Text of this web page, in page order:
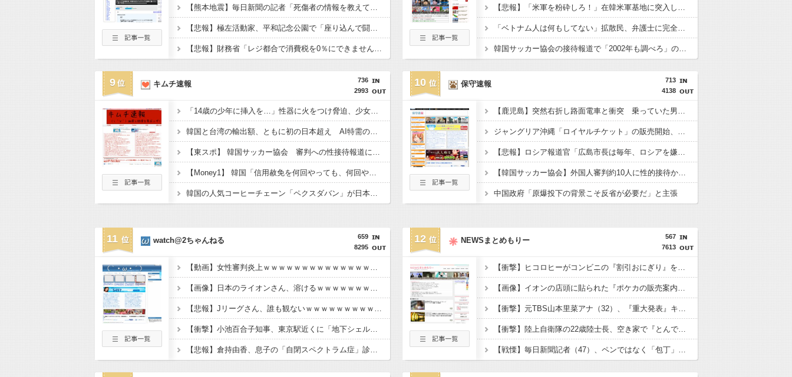
【熊本地震】毎日新聞の記者「死傷者の情報を教えて！」 → 企業「個人情報は控えます！」 → 記「年代は？特定につながらないでしょ？教えてよ？教えてよ？」
【悲報】極左活動家、平和記念公園で「座り込んで闘う！」と意気込むも… → 警察に完全排除されてしまう ………
【悲報】財務省「レジ都合で消費税を0％にできません！」 → X民「指定ゴミ袋を買ってレシート見たら消費税はゼロになるんだけど？」ｗｗｗｗｗｗｗｗｗｗｗｗｗｗ
【悲報】「米軍を粉砕しろ！」在韓米軍基地に突入した韓国学生、即逮捕
「ベトナム人は何もしてない」拡散民、弁護士に完全論破されるｗｗｗｗｗｗｗ
韓国サッカー協会の接待報道で「2002年も調べろ」の声続出ｗｗｗ
9
736
2993
キムチ速報
「14歳の少年に挿入を…」性器に火をつけ脅迫、少女達はモップで…657人が死亡した韓国“最悪の人権侵害”のおぞましすぎる実態
韓国と台湾の輸出額、ともに初の日本超え AI特需の恩恵で差 26年上期
【東スポ】 韓国サッカー協会 審判への性接待報道にＳＮＳ紛糾「徹底追及」「２００２年はどうなの？」
【Money1】 韓国「信用赦免を何回やっても、何回やっても」⇒ 257万人赦免したのに60万人がまた延滞者に転落！
韓国の人気コーヒーチェーン「ペクスダバン」が日本初上陸！東京・新橋に1号店オープン
10
713
4138
保守速報
【鹿児島】突然右折し路面電車と衝突 乗っていた男女3人は車を放置しダッシュで逃走中
ジャングリア沖縄「ロイヤルチケット」の販売開始、大人29,700円にｗｗｗｗｗｗｗｗｗ
【悲報】ロシア報道官「広島市長は毎年、ロシアを嫌悪する『偽りの呪文』を繰り返し、日本人をゾンビ化させている」と主張
【韓国サッカー協会】外国人審判約10人に性的接待か 計1496回、約2億ウォン（約2200万円）
中国政府「原爆投下の背景こそ反省が必要だ」と主張
11
659
8295
watch@2ちゃんねる
【動画】女性審判炎上ｗｗｗｗｗｗｗｗｗｗｗｗｗｗｗｗｗ
【画像】日本のライオンさん、溶けるｗｗｗｗｗｗｗｗｗｗｗｗｗｗ
【悲報】Jリーグさん、誰も観ないｗｗｗｗｗｗｗｗｗｗｗｗｗｗｗｗｗ
【衝撃】小池百合子知事、東京駅近くに「地下シェルター」整備を正式表明ｗｗｗｗｗｗｗｗｗ
【悲報】倉持由香、息子の「自閉スペクトラム症」診断にショックで涙… 見逃していた乳幼児期のサインとは？
12
567
7613
NEWSまとめもりー
【衝撃】ヒコロヒーがコンビニの『割引おにぎり』を買わない理由がこちらｗｗｗｗ
【画像】イオンの店頭に貼られた『ポケカの販売案内』が強気すぎると話題にｗｗｗｗ
【衝撃】元TBS山本里菜アナ（32）、『重大発表』キタァアアアアーーーー！！
【衝撃】陸上自衛隊の22歳陸士長、空き家で『とんでもない事』をしてしまう！！！！！
【戦慄】毎日新聞記者（47）、ペンではなく「包丁」を握ってしまった結果・・・・・